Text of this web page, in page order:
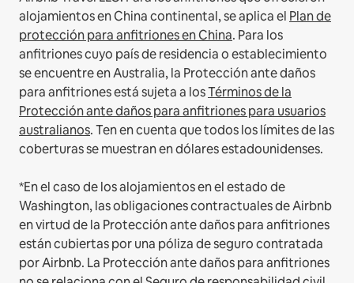
alojamientos en China continental, se aplica el Plan de
protección para anfitriones en China. Para los
anfitriones cuyo país de residencia o establecimiento
se encuentre en Australia, la Protección ante daños
para anfitriones está sujeta a losTérminos de la
Protección ante daños para anfitriones para usuarios
australianos. Ten en cuenta que todos los límites de las
coberturas se muestran en dólares estadounidenses.
*En el caso de los alojamientos en el estado de
Washington, las obligaciones contractuales de Airbnb
en virtud de la Protección ante daños para anfitriones
están cubiertas por una póliza de seguro contratada
por Airbnb. La Protección ante daños para anfitriones